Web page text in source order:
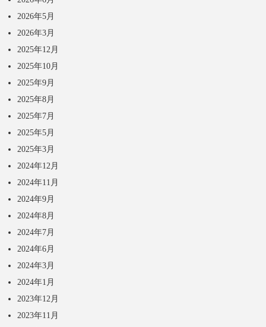
2026年5月
2026年3月
2025年12月
2025年10月
2025年9月
2025年8月
2025年7月
2025年5月
2025年3月
2024年12月
2024年11月
2024年9月
2024年8月
2024年7月
2024年6月
2024年3月
2024年1月
2023年12月
2023年11月